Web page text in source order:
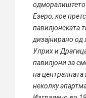
Езеро, кое
павилјонската
дизајнирано од
Улрих и
павилјони за
на централната
неколку